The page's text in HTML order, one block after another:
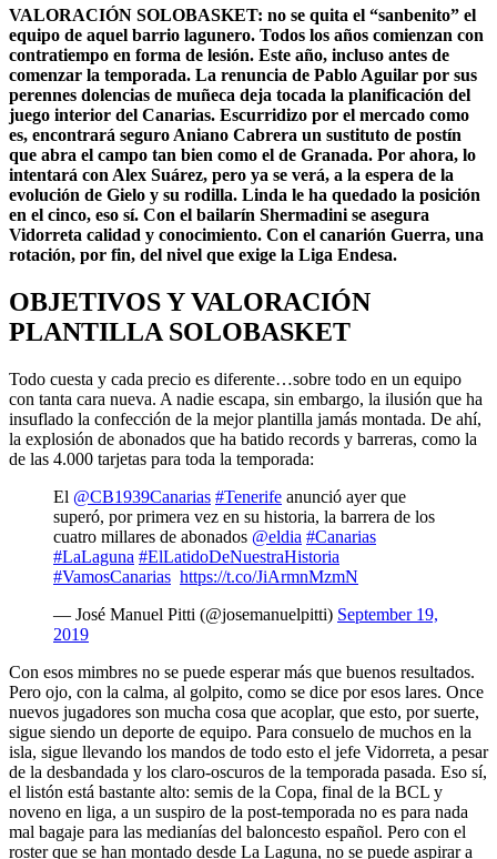
VALORACIÓN SOLOBASKET: no se quita el “sanbenito” el
equipo de aquel barrio lagunero. Todos los años comienzan con
contratiempo en forma de lesión. Este año, incluso antes de
comenzar la temporada. La renuncia de Pablo Aguilar por sus
perennes dolencias de muñeca deja tocada la planificación del
juego interior del Canarias. Escurridizo por el mercado como
es, encontrará seguro Aniano Cabrera un sustituto de postín
que abra el campo tan bien como el de Granada. Por ahora, lo
intentará con Alex Suárez, pero ya se verá, a la espera de la
evolución de Gielo y su rodilla. Linda le ha quedado la posición
en el cinco, eso sí. Con el bailarín Shermadini se asegura
Vidorreta calidad y conocimiento. Con el canarión Guerra, una
rotación, por fin, del nivel que exige la Liga Endesa.
OBJETIVOS Y VALORACIÓN
PLANTILLA SOLOBASKET
Todo cuesta y cada precio es diferente…sobre todo en un equipo
con tanta cara nueva. A nadie escapa, sin embargo, la ilusión que ha
insuflado la confección de la mejor plantilla jamás montada. De ahí,
la explosión de abonados que ha batido records y barreras, como la
de las 4.000 tarjetas para toda la temporada:
El @CB1939Canarias #Tenerife anunció ayer que
superó, por primera vez en su historia, la barrera de los
cuatro millares de abonados @eldia #Canarias
#LaLaguna #ElLatidoDeNuestraHistoria
#VamosCanarias https://t.co/JiArmnMzmN
— José Manuel Pitti (@josemanuelpitti) September 19,
2019
Con esos mimbres no se puede esperar más que buenos resultados.
Pero ojo, con la calma, al golpito, como se dice por esos lares. Once
nuevos jugadores son mucha cosa que acoplar, que esto, por suerte,
sigue siendo un deporte de equipo. Para consuelo de muchos en la
isla, sigue llevando los mandos de todo esto el jefe Vidorreta, a pesar
de la desbandada y los claro-oscuros de la temporada pasada. Eso sí,
el listón está bastante alto: semis de la Copa, final de la BCL y
noveno en liga, a un suspiro de la post-temporada no es para nada
mal bagaje para las medianías del baloncesto español. Pero con el
roster que se han montado desde La Laguna, no se puede aspirar a